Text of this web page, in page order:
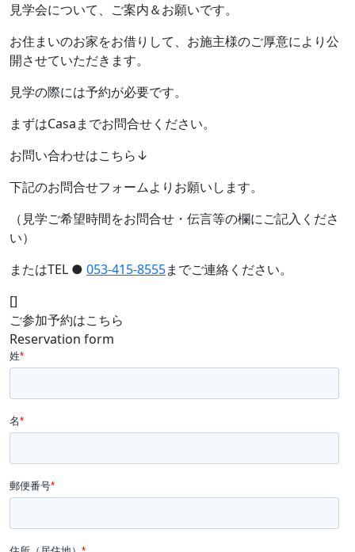
見学会について、ご案内＆お願いです。
お住まいのお家をお借りして、お施主様のご厚意により公
開させていただきます。
見学の際には予約が必要です。
まずはCasaまでお問合せください。
お問い合わせはこちら↓
下記のお問合せフォームよりお願いします。
（見学ご希望時間をお問合せ・伝言等の欄にご記入くださ
い）
またはTEL ● 053-415-8555までご連絡ください。
[]
ご参加予約はこちら
Reservation form